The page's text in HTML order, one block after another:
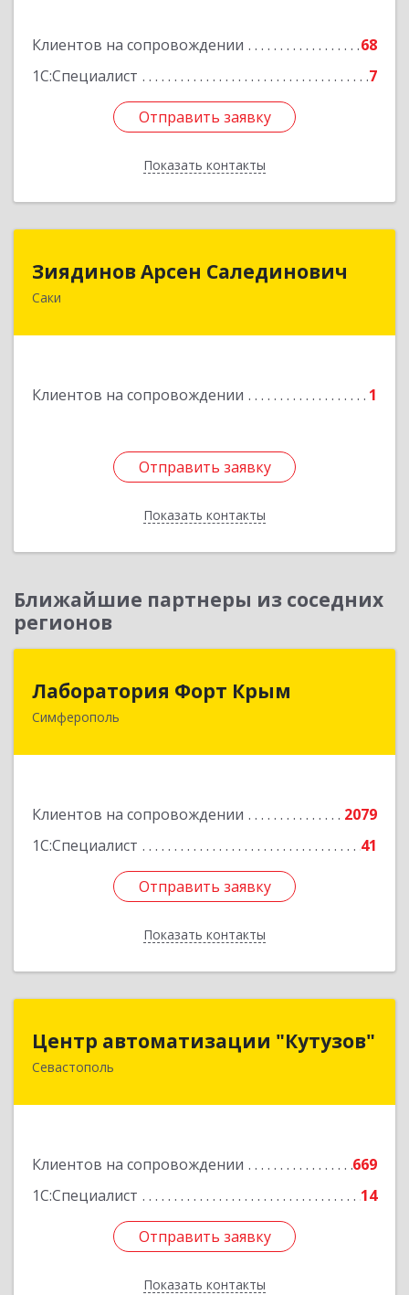
Клиентов на сопровождении
68
1С:Специалист
7
Отправить заявку
Показать контакты
Подробнее
Отправить заявку
Назад
Зиядинов Арсен Салединович
Саки
Клиентов на сопровождении 1
Отправить заявку
Показать контакты
Отправить заявку
Назад
Ближайшие партнеры из соседних
регионов
Лаборатория Форт Крым
Симферополь
Клиентов на сопровождении
2079
1С:Специалист
41
Отправить заявку
Показать контакты
295034, Крым Респ, Симферополь г, Киевская
Отправить заявку
Назад
Центр автоматизации "Кутузов"
Севастополь
Клиентов на сопровождении
669
1С:Специалист
14
Отправить заявку
Показать контакты
299011, Севастополь г, Генерала Петрова ул,
Отправить заявку
Назад